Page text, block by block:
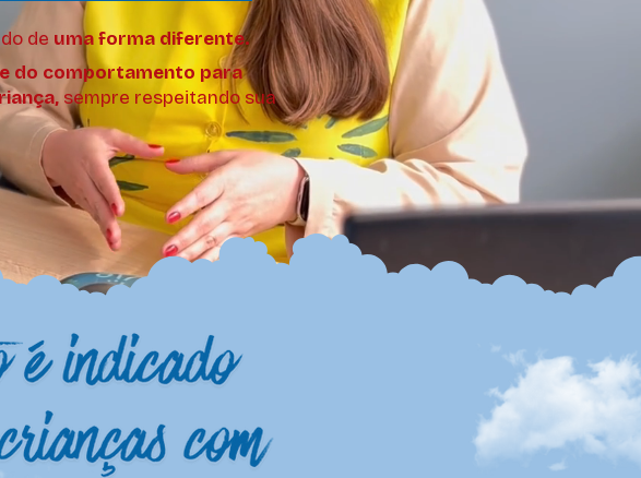
de uma forma diferente.
do comportamento para
sempre respeitando sua